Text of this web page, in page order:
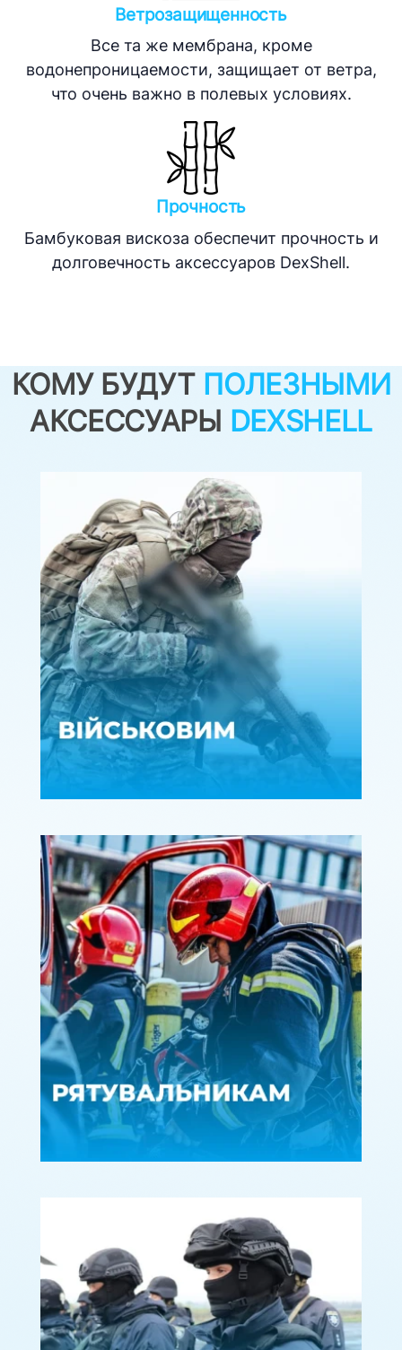
Ветрозащищенность
Все та же мембрана, кроме
водонепроницаемости, защищает от ветра,
что очень важно в полевых условиях.
Прочность
Бамбуковая вискоза обеспечит прочность и
долговечность аксессуаров DexShell.
КОМУ БУДУТ ПОЛЕЗНЫМИ
АКСЕССУАРЫ DEXSHELL